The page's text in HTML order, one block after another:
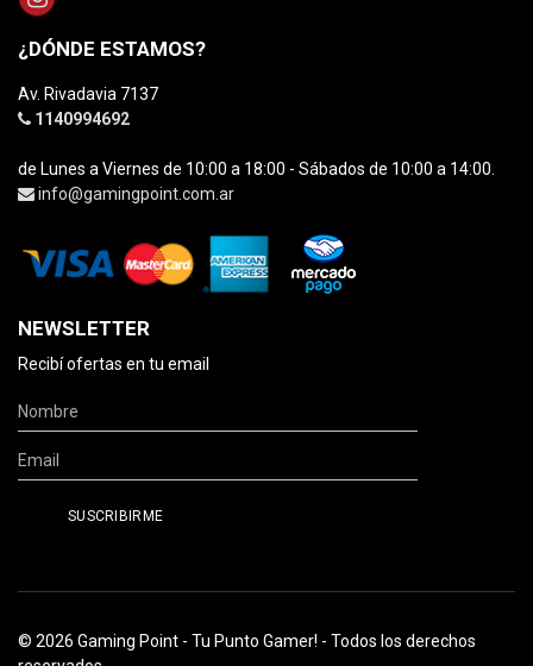
¿DÓNDE ESTAMOS?
Av. Rivadavia 7137
1140994692
de Lunes a Viernes de 10:00 a 18:00 - Sábados de 10:00 a 14:00.
info@gamingpoint.com.ar
NEWSLETTER
Recibí ofertas en tu email
© 2026 Gaming Point - Tu Punto Gamer! - Todos los derechos